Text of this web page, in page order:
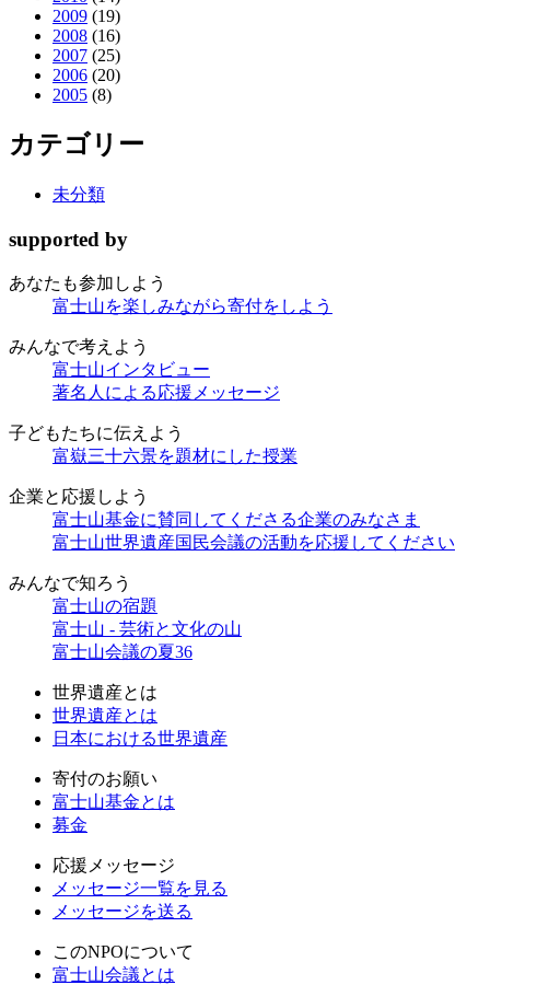
2009 (19)
2008 (16)
2007 (25)
2006 (20)
2005 (8)
カテゴリー
未分類
supported by
あなたも参加しよう
富士山を楽しみながら寄付をしよう
みんなで考えよう
富士山インタビュー
著名人による応援メッセージ
子どもたちに伝えよう
富嶽三十六景を題材にした授業
企業と 応援しよう
富士山基金に賛同してくださる企業のみなさま
富士山世界遺産国民会議の活動を応援してください
みんなで知ろう
富士山の宿題
富士山 - 芸術と文化の山
富士山会議の夏36
世界遺産とは
世界遺産とは
日本における世界遺産
寄付のお願い
富士山基金とは
募金
応援メッセージ
メッセージ一覧を見る
メッセージを送る
このNPOについて
富士山会議とは